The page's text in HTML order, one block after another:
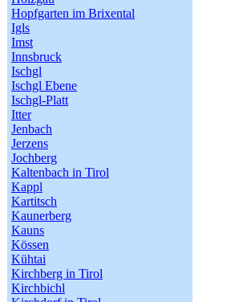
Hopfgarten im Brixental
Igls
Imst
Innsbruck
Ischgl
Ischgl Ebene
Ischgl-Platt
Itter
Jenbach
Jerzens
Jochberg
Kaltenbach in Tirol
Kappl
Kartitsch
Kaunerberg
Kauns
Kössen
Kühtai
Kirchberg in Tirol
Kirchbichl